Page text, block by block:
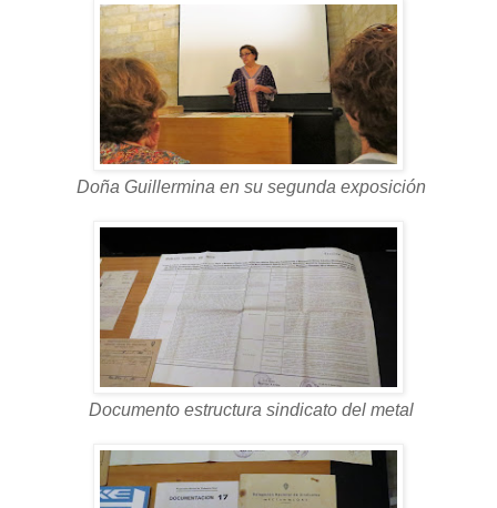
Doña Guillermina en su segunda exposición
Documento estructura sindicato del metal